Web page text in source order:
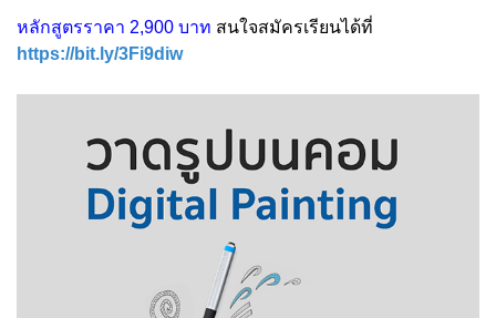
หลักสูตรราคา 2,900 บาท สนใจสมัครเรียนได้ที่
https://bit.ly/3Fi9diw